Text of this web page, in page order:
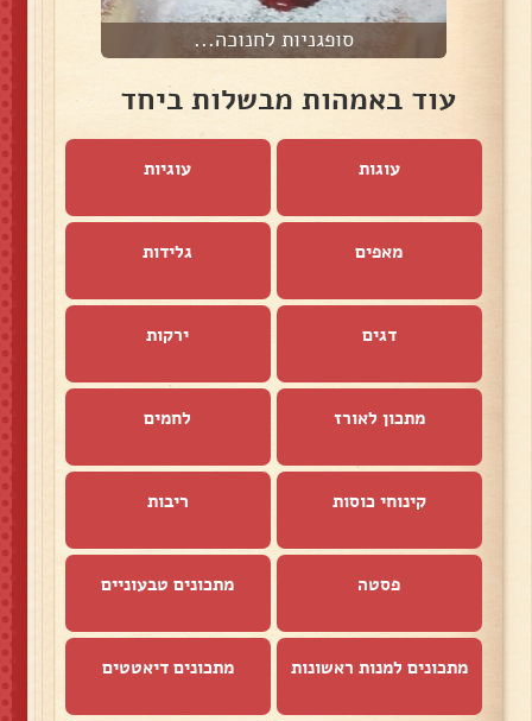
סופגניות לחנוכה...
עוד באמהות מבשלות ביחד
עוגות עוגיות
מאפים גלידות
דגים ירקות
מתכון לאורז לחמים
קינוחי כוסות ריבות
פסטה מתכונים טבעוניים
מתכונים למנות ראשונות מתכונים דיאטטים